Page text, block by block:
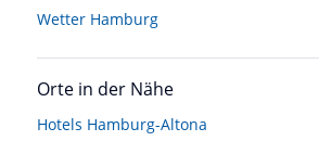
Wetter Hamburg
Orte in der Nähe
Hotels Hamburg-Altona